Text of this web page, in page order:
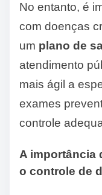
No entanto, é
com doenças
um plano de
atendimento
mais ágil a
exames
controle
A importância
o controle de